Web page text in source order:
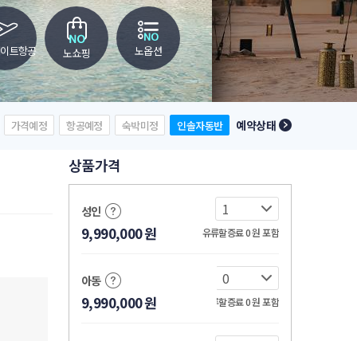
트항공 노쇼핑 노옵션
가격예정 항공예정 숙박미정 인솔자동반 예약상태
상품가격
성인
9,990,000원 유류할증료 0원포함
아동
9,990,000원 유류할증료 0원포함